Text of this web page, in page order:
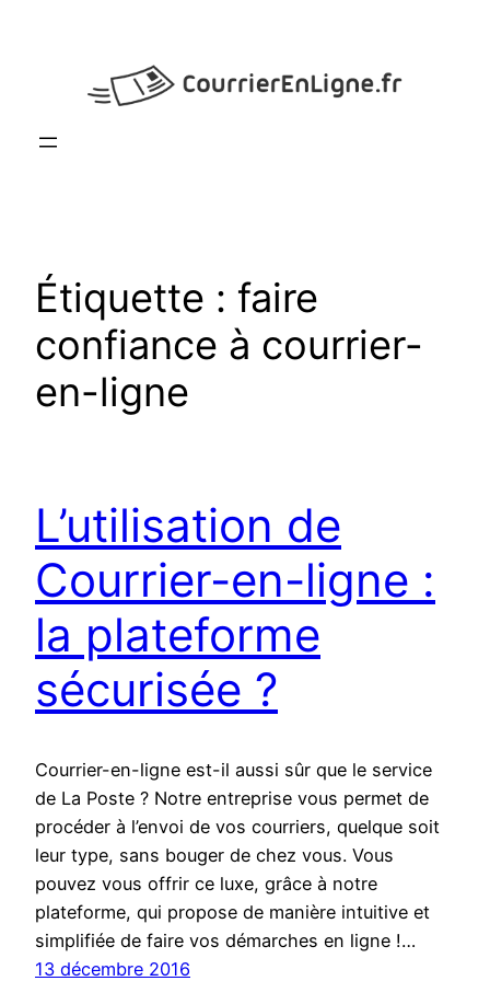
Étiquette : faire
confiance à courrier-
en-ligne
L’utilisation de
Courrier-en-ligne :
la plateforme
sécurisée ?
Courrier-en-ligne est-il aussi sûr que le service
de La Poste ? Notre entreprise vous permet de
procéder à l’envoi de vos courriers, quelque soit
leur type, sans bouger de chez vous. Vous
pouvez vous offrir ce luxe, grâce à notre
plateforme, qui propose de manière intuitive et
simplifiée de faire vos démarches en ligne !…
13 décembre 2016